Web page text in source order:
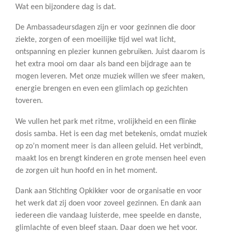
Wat een bijzondere dag is dat.
De Ambassadeursdagen zijn er voor gezinnen die door
ziekte, zorgen of een moeilijke tijd wel wat licht,
ontspanning en plezier kunnen gebruiken. Juist daarom is
het extra mooi om daar als band een bijdrage aan te
mogen leveren. Met onze muziek willen we sfeer maken,
energie brengen en even een glimlach op gezichten
toveren.
We vullen het park met ritme, vrolijkheid en een flinke
dosis samba. Het is een dag met betekenis, omdat muziek
op zo’n moment meer is dan alleen geluid. Het verbindt,
maakt los en brengt kinderen en grote mensen heel even
de zorgen uit hun hoofd en in het moment.
Dank aan Stichting Opkikker voor de organisatie en voor
het werk dat zij doen voor zoveel gezinnen. En dank aan
iedereen die vandaag luisterde, mee speelde en danste,
glimlachte of even bleef staan. Daar doen we het voor.